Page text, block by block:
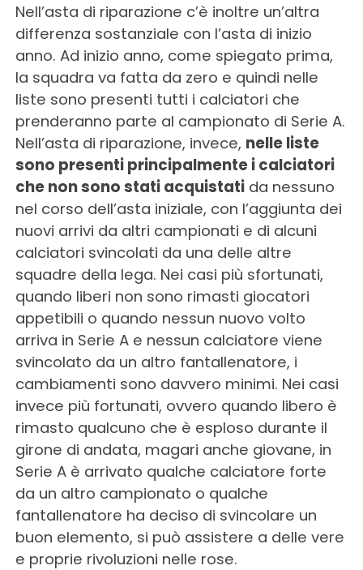
Nell’asta di riparazione c’è inoltre un’altra
differenza sostanziale con l’asta di inizio
anno. Ad inizio anno, come spiegato prima,
la squadra va fatta da zero e quindi nelle
liste sono presenti tutti i calciatori che
prenderanno parte al campionato di Serie A.
Nell’asta di riparazione, invece, nelle liste
sono presenti principalmente i calciatori
che non sono stati acquistatida nessuno
nel corso dell’asta iniziale, con l’aggiunta dei
nuovi arrivi da altri campionati e di alcuni
calciatori svincolati da una delle altre
squadre della lega. Nei casi più sfortunati,
quando liberi non sono rimasti giocatori
appetibili o quando nessun nuovo volto
arriva in Serie A e nessun calciatore viene
svincolato da un altro fantallenatore, i
cambiamenti sono davvero minimi. Nei casi
invece più fortunati, ovvero quando libero è
rimasto qualcuno che è esploso durante il
girone di andata, magari anche giovane, in
Serie A è arrivato qualche calciatore forte
da un altro campionato o qualche
fantallenatore ha deciso di svincolare un
buon elemento, si può assistere a delle vere
e proprie rivoluzioni nelle rose.